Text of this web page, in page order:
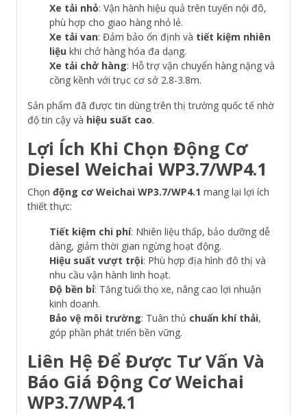
Xe tải nhỏ: Vận hành hiệu quả trên tuyến nội đô,
phù hợp cho giao hàng nhỏ lẻ.
Xe tải van: Đảm bảo ổn định và tiết kiệm nhiên
liệu khi chở hàng hóa đa dạng.
Xe tải chở hàng: Hỗ trợ vận chuyển hàng nặng và
cồng kềnh với trục cơ sở 2.8-3.8m.
Sản phẩm đã được tin dùng trên thị trường quốc tế nhờ
độ tin cậy và hiệu suất cao.
Lợi Ích Khi Chọn Động Cơ
Diesel Weichai WP3.7/WP4.1
Chọn động cơ Weichai WP3.7/WP4.1 mang lại lợi ích
thiết thực:
Tiết kiệm chi phí: Nhiên liệu thấp, bảo dưỡng dễ
dàng, giảm thời gian ngừng hoạt động.
Hiệu suất vượt trội: Phù hợp địa hình đô thị và
nhu cầu vận hành linh hoạt.
Độ bền bỉ: Tăng tuổi thọ xe, nâng cao lợi nhuận
kinh doanh.
Bảo vệ môi trường: Tuân thủ chuẩn khí thải,
góp phần phát triển bền vững.
Liên Hệ Để Được Tư Vấn Và
Báo Giá Động Cơ Weichai
WP3.7/WP4.1